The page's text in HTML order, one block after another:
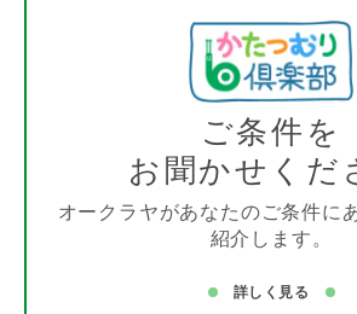
ご条件を
お聞かせくだ
オークラヤがあなたのご条件に
紹介します。
詳しく見る